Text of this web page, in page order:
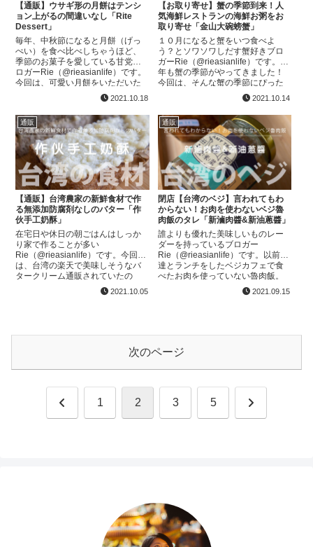
【通販】ウサギ形の月餅はテンシ
ョン上がるの間違いなし「Rite
Dessert」
毎年、中秋節になると月餅（げっ
ぺい）を食べ比べしちゃうほど、
季節のお菓子を愛している甘党ブ
ロガーRie（@rieasianlife）です。
今回は、可愛い月餅をいただいた
のでシェアします！ウサギの月
餅！今回いただいた月餅は「Rite
Dess...
2021.10.18
【お取り寄せ】蟹の季節到来！人
気海鮮レストランの海鮮お粥をお
取り寄せ「金山大碗螃蟹」
１０月になると蟹をいつ食べよ
う？とソワソワしだす蟹好きブロ
ガーRie（@rieasianlife）です。今
年も蟹の季節がやってきました！
今回は、そんな蟹の季節にぴった
りな海鮮お粥セットをご提供いた
だいたので、ご紹介いたします♪お
取り寄せセッ...
2021.10.14
通販
【通販】台湾農家の新鮮食材で作
る無添加防腐剤なしのバター「作
伙手工奶酥」
在宅日や休日の朝ごはんはしっか
り家で作ることが多い
Rie（@rieasianlife）です。今回
は、台湾の楽天で美味しそうなバ
タークリーム通販されていたの
で、お取り寄せしました！食べて
みたら予想以上に美味し
2021.10.05
通販
閉店【台湾のベジ】言われてもわ
からない！お肉を使わないベジ魯
肉飯のタレ「新滷肉醬&新油蔥醬」
誰よりも優れた美味しいものレー
ダーを持っているブロガー
Rie（@rieasianlife）です。以前友
達とランチをしたベジカフェで食
べたお肉を使っていない魯肉飯。
今回台湾のクラウドファンディン
グでこの魯肉飯が販売されていた
2021.09.15
次のページ
前 1 2 3 5 次